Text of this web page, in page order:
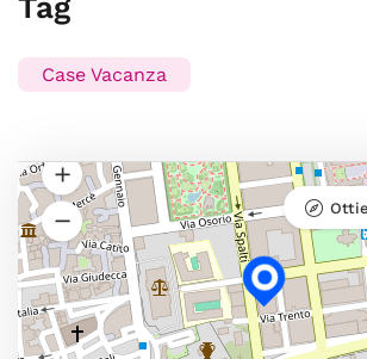
Tag
Case Vacanza